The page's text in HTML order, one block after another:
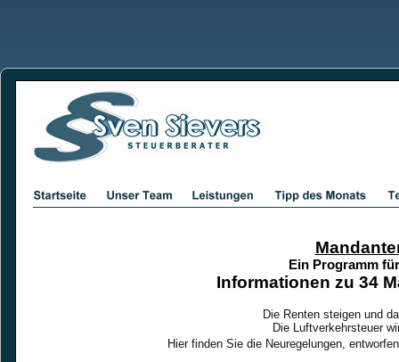
Ein Programm
Informationen zu 34
Die Renten steigen und
Die Luftverkehrsteuer
Hier finden Sie die Neuregelungen,